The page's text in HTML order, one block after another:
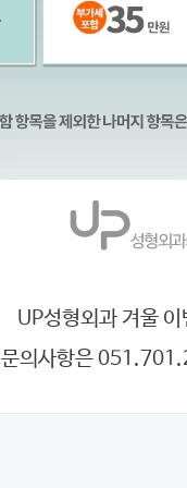
UP성형외과 겨울 이
문의사항은